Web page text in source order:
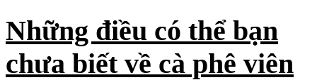
Những điều có thể bạn
chưa biết về cà phê viên